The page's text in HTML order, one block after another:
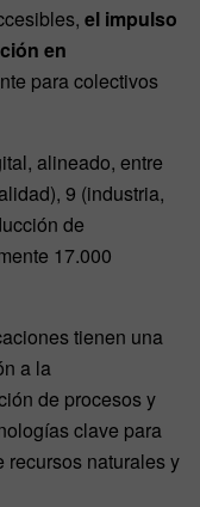
el impulso
en
para colectivos
alineado, entre
9 (industria,
de
17.000
tienen una
a la
de procesos y
clave para
recursos naturales y